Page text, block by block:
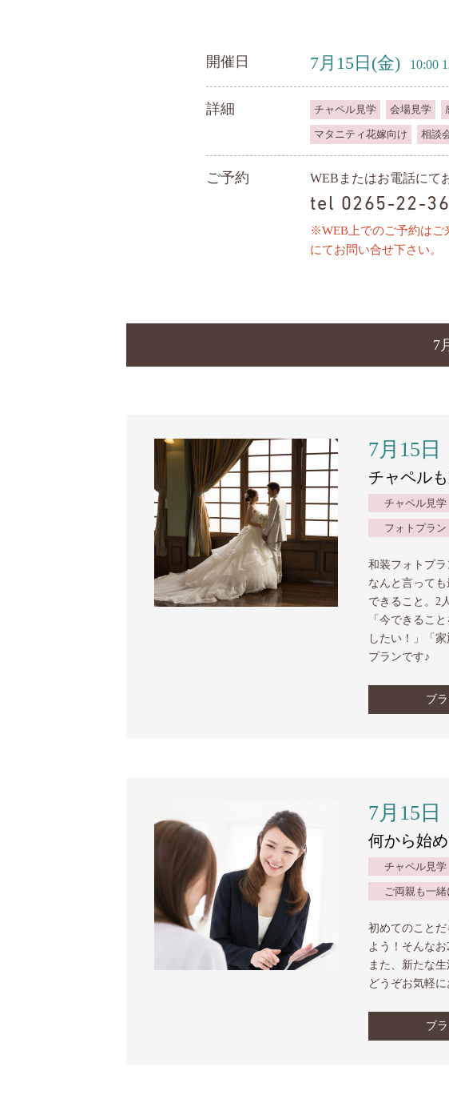
開催日 7月15日 (金) 10:00
詳細 チャペル見学 会場見学
マタニティ花嫁向け 相談
ご予約 WEBまたはお電話にて
tel 0265-22-
※WEB上でのご予約はご
にてお問い合せ下さい。
7
7月15日
チャペル
チャペル見学
フォトプラン
和装フォトプ
なんと言って
できること。2
「今できるこ
したい！」「
プランです♪
ブ
7月15日
何から始
チャペル見学
ご両親も一緒
初めてのこと
よう！そんな
また、新たな
どうぞお気軽
ブ